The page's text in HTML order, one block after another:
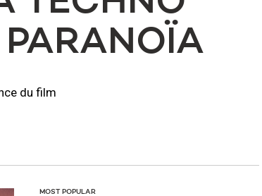
du film
MOST POPULAR